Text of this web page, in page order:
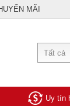
MÃI
Tất cả
Uy tín